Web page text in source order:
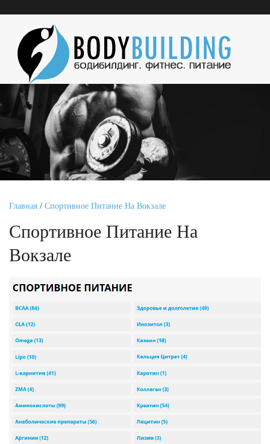
Главная / Спортивное Питание На Вокзале
Спортивное Питание На
Вокзале